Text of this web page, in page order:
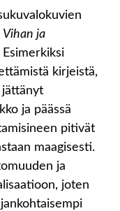
Vihan ja
kirjeistä,
jättänyt
ja päässä
pitivät
maagisesti.
ja
joten